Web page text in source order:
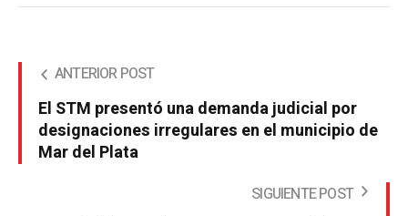
ANTERIOR POST
El STM presentó una demanda judicial por
designaciones irregulares en el municipio de
Mar del Plata
SIGUIENTE POST